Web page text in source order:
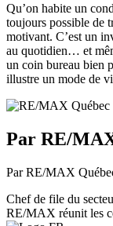
Qu’on habite un
toujours possible de
motivant. C’est un
au quotidien… et
un coin bureau bien
illustre un mode de
Par RE/
Par RE/MAX
Chef de file du
RE/MAX réunit les